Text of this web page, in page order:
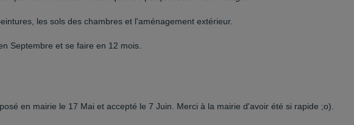
les sols des chambres et l'aménagement extérieur.
Septembre et se faire en 12 mois.
en mairie le 17 Mai et accepté le 7 Juin. Merci à la mairie d'avoir été si rapide ;o).